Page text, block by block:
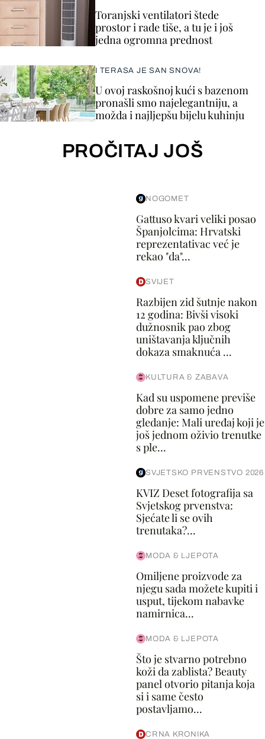
Toranjski ventilatori štede
prostor i rade tiše, a tu je i još
jedna ogromna prednost
I TERASA JE SAN SNOVA!
U ovoj raskošnoj kući s bazenom
pronašli smo najelegantniju, a
možda i najljepšu bijelu kuhinju
PROČITAJ JOŠ
NOGOMET
Gattuso kvari veliki posao
Španjolcima: Hrvatski
reprezentativac već je
rekao "da"...
SVIJET
Razbijen zid šutnje nakon
12 godina: Bivši visoki
dužnosnik pao zbog
uništavanja ključnih
dokaza smaknuća ...
KULTURA & ZABAVA
Kad su uspomene previše
dobre za samo jedno
gledanje: Mali uređaj koji je
još jednom oživio trenutke
s ple...
SVJETSKO PRVENSTVO 2026
KVIZ Deset fotografija sa
Svjetskog prvenstva:
Sjećate li se ovih
trenutaka?...
MODA & LJEPOTA
Omiljene proizvode za
njegu sada možete kupiti i
usput, tijekom nabavke
namirnica...
MODA & LJEPOTA
Što je stvarno potrebno
koži da zablista? Beauty
panel otvorio pitanja koja
si i same često
postavljamo...
CRNA KRONIKA